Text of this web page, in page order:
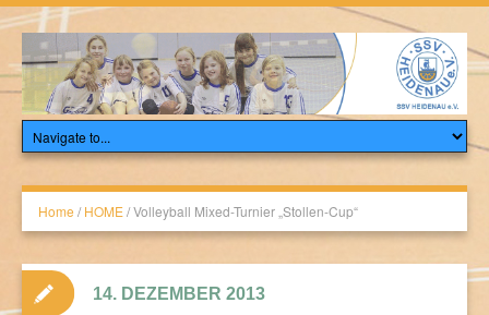
Home / HOME/Volleyball Mixed-Turnier „Stollen-Cup“
14. DEZEMBER 2013